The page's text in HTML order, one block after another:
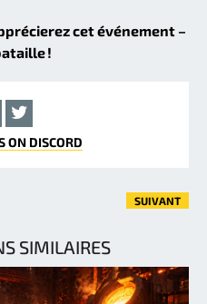
cet événement –
!
ON DISCORD
SUIVANT
SIMILAIRES